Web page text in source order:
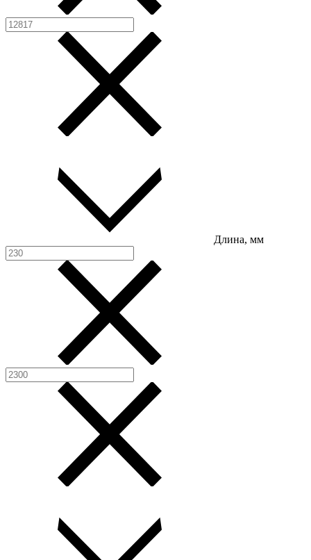
Длина, мм